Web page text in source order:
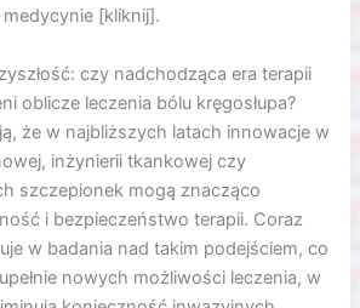
[kliknij].
czy nadchodząca era terapii
oblicze leczenia bólu kręgosłupa?
że w najbliższych latach innowacje w
inżynierii tkankowej czy
szczepionek mogą znacząco
i bezpieczeństwo terapii. Coraz
w badania nad takim podejściem, co
nowych możliwości leczenia, w